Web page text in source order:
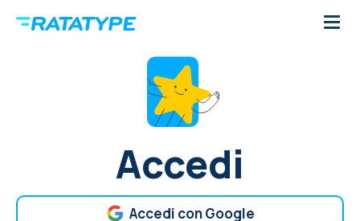
Accedi
Accedi con Google